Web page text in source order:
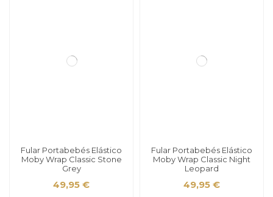
Fular Portabebés Elástico
Moby Wrap Classic Stone
Grey
49,95 €
Fular Portabebés Elástico
Moby Wrap Classic Night
Leopard
49,95 €